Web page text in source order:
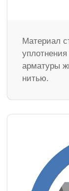
Материал
арматуры
нитью.